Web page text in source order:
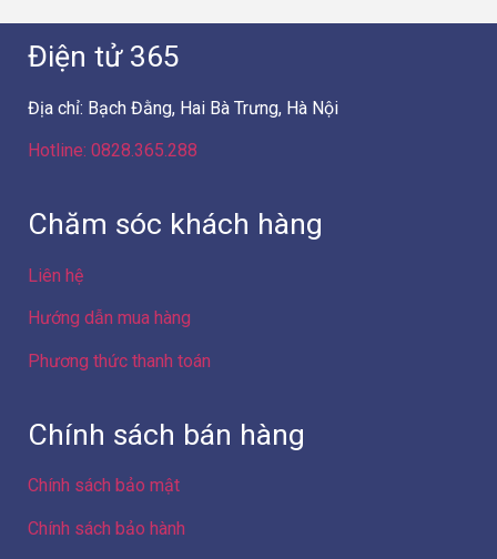
Điện tử 365
Địa chỉ: Bạch Đằng, Hai Bà Trưng, Hà Nội
Hotline: 0828.365.288
Chăm sóc khách hàng
Liên hệ
Hướng dẫn mua hàng
Phương thức thanh toán
Chính sách bán hàng
Chính sách bảo mật
Chính sách bảo hành